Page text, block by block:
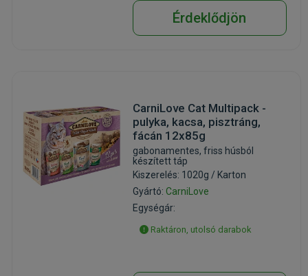
Érdeklődjön
CarniLove Cat Multipack -
pulyka, kacsa, pisztráng,
fácán 12x85g
gabonamentes, friss húsból
készített táp
Kiszerelés: 1020g / Karton
Gyártó: CarniLove
Egységár:
Raktáron, utolsó darabok